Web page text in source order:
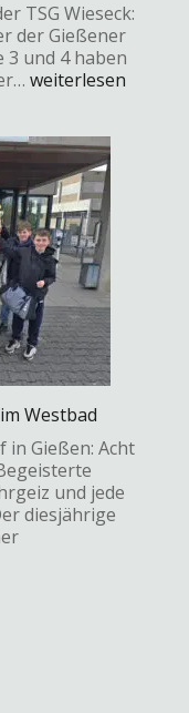
TSG Wieseck:
der Gießener
3 und 4 haben
weiterlesen
Westbad
in Gießen: Acht
und jede
diesjährige